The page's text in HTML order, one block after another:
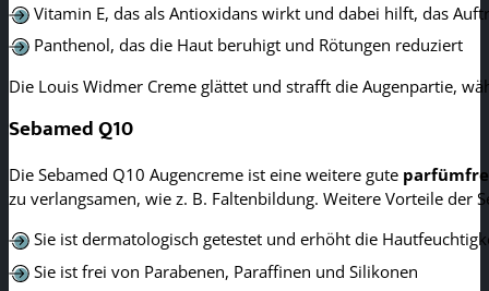
Vitamin E, das als Antioxidans wirkt und dabei hilft, das
Panthenol, das die Haut beruhigt und Rötungen reduziert
Die Louis Widmer Creme glättet und strafft die Augenpartie,
Sebamed Q10
Die Sebamed Q10 Augencreme ist eine weitere gute
zu verlangsamen, wie z. B. Faltenbildung. Weitere Vorteile der
Sie ist dermatologisch getestet und erhöht die
Sie ist frei von Parabenen, Paraffinen und Silikonen